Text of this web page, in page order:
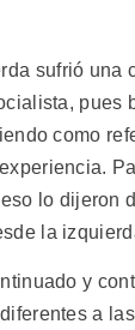
sufrió una
pues
como
lo dijeron
la
y
a